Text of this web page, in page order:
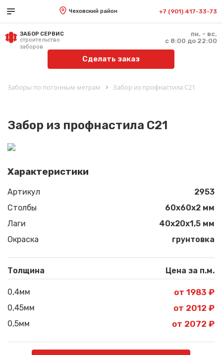
Чеховский район +7 (901) 417-33-73
ЗАБОР СЕРВИС
строительство
заборов
пн. - вс.
с 8:00 до 22:00
Сделать заказ
Заборы по погонным метрам Забор из профнастила С21
Забор из профнастила С21
Характеристики
Артикул
2953
Столбы
60х60х2 мм
Лаги
40х20х1,5 мм
Окраска
грунтовка
Толщина Цена за п.м.
0,4мм от 1983 ₽
0,45мм от 2012 ₽
0,5мм от 2072 ₽